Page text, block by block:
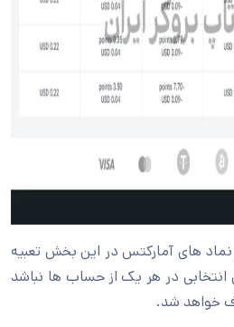
های آمارکتس در این بخش تعبیه
در هر یک از حساب ها نباشد
خواهد شد.